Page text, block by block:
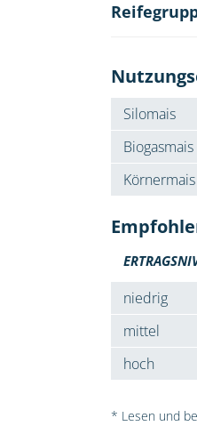
Silomais
Biogasmais
Körnermais
niedrig
mittel
hoch
* Lesen und